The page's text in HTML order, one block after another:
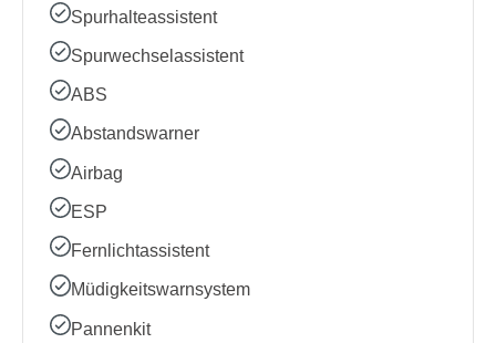
Spurhalteassistent
Spurwechselassistent
ABS
Abstandswarner
Airbag
ESP
Fernlichtassistent
Müdigkeitswarnsystem
Pannenkit